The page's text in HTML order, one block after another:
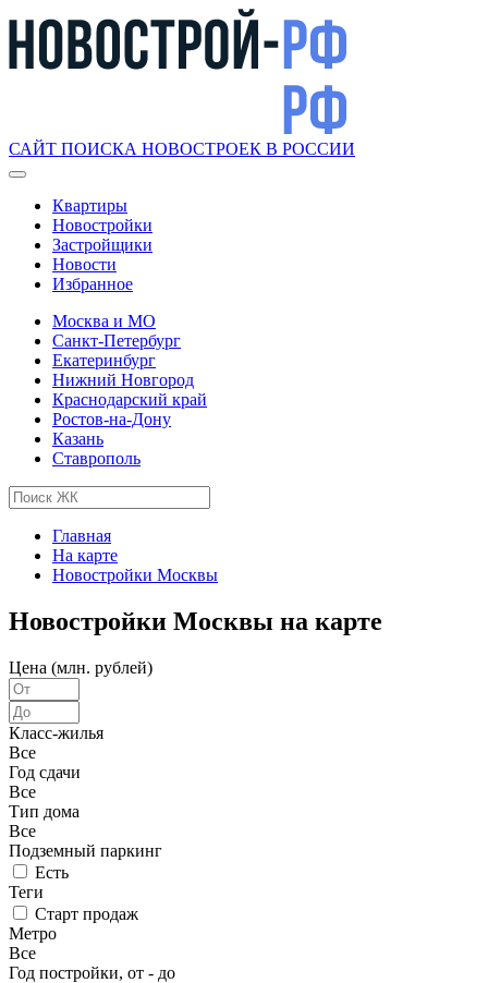
САЙТ ПОИСКА НОВОСТРОЕК В РОССИИ
Квартиры
Новостройки
Застройщики
Новости
Избранное
Москва и МО
Санкт-Петербург
Екатеринбург
Нижний Новгород
Краснодарский край
Ростов-на-Дону
Казань
Ставрополь
Главная
На карте
Новостройки Москвы
Новостройки Москвы на карте
Цена (млн. рублей)
Класс-жилья
Все
Год сдачи
Все
Тип дома
Все
Подземный паркинг
Есть
Теги
Старт продаж
Метро
Все
Год постройки, от - до